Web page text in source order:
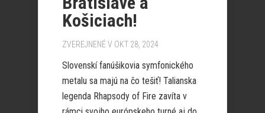
Košiciach!
ZVEREJNENÉ V OKT 28, 2024
Slovenskí fanúšikovia symfonického
metalu sa majú na čo tešiť! Talianska
legenda Rhapsody of Fire zavíta v